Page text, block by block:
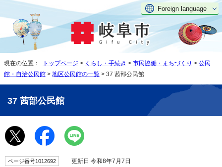
Foreign language
現在の位置： トップページ > くらし・手続き > 市民協働・まちづくり > 公民
館・自治公民館 > 地区公民館の一覧 > 37 茜部公民館
37 茜部公民館
ページ番号1012692 更新日 令和8年7月7日